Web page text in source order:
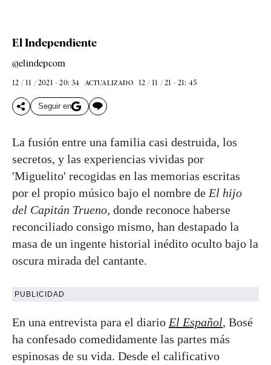
El Independiente
@elindepcom
12 / 11 / 2021 - 20: 34 ACTUALIZADO 12 / 11 / 21 - 21: 45
Seguir en
La fusión entre una familia casi destruida, los
secretos, y las experiencias vividas por
'Miguelito' recogidas en las memorias escritas
por el propio músico bajo el nombre de El hijo
del Capitán Trueno, donde reconoce haberse
reconciliado consigo mismo, han destapado la
masa de un ingente historial inédito oculto bajo la
oscura mirada del cantante.
PUBLICIDAD
En una entrevista para el diario El Español, Bosé
ha confesado comedidamente las partes más
espinosas de su vida. Desde el calificativo